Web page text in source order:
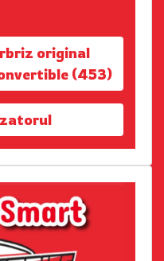
original
(453)